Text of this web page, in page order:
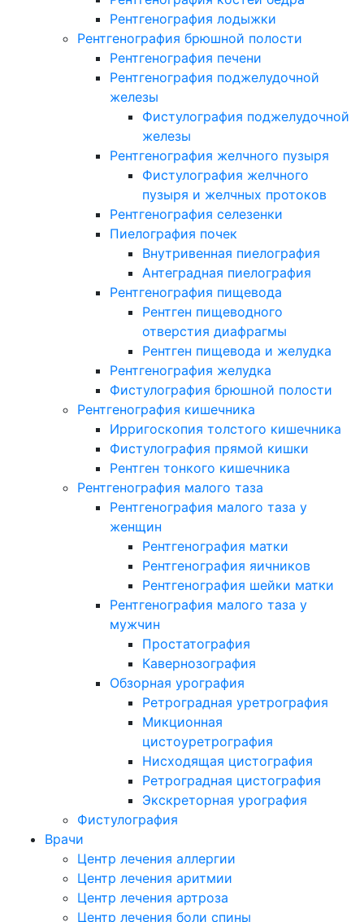
Рентгенография лодыжки
Рентгенография брюшной полости
Рентгенография печени
Рентгенография поджелудочной
железы
Фистулография поджелудочной
железы
Рентгенография желчного пузыря
Фистулография желчного
пузыря и желчных протоков
Рентгенография селезенки
Пиелография почек
Внутривенная пиелография
Антеградная пиелография
Рентгенография пищевода
Рентген пищеводного
отверстия диафрагмы
Рентген пищевода и желудка
Рентгенография желудка
Фистулография брюшной полости
Рентгенография кишечника
Ирригоскопия толстого кишечника
Фистулография прямой кишки
Рентген тонкого кишечника
Рентгенография малого таза
Рентгенография малого таза у
женщин
Рентгенография матки
Рентгенография яичников
Рентгенография шейки матки
Рентгенография малого таза у
мужчин
Простатография
Кавернозография
Обзорная урография
Ретроградная уретрография
Микционная
цистоуретрография
Нисходящая цистография
Ретроградная цистография
Экскреторная урография
Фистулография
Врачи
Центр лечения аллергии
Центр лечения аритмии
Центр лечения артроза
Центр лечения боли спины